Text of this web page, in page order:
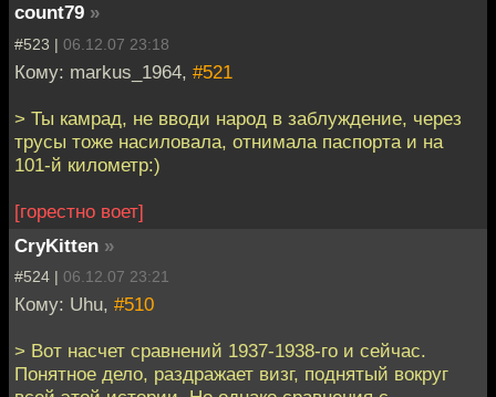
count79 »
#523 | 06.12.07 23:18
Кому: markus_1964, #521
> Ты камрад, не вводи народ в заблуждение, через
трусы тоже насиловала, отнимала паспорта и на
101-й километр:)
[горестно воет]
CryKitten »
#524 | 06.12.07 23:21
Кому: Uhu, #510
> Вот насчет сравнений 1937-1938-го и сейчас.
Понятное дело, раздражает визг, поднятый вокруг